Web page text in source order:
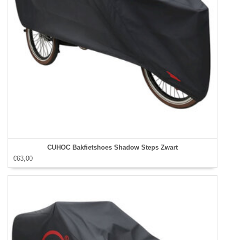
CUHOC Bakfietshoes Shadow Steps Zwart
€63,00